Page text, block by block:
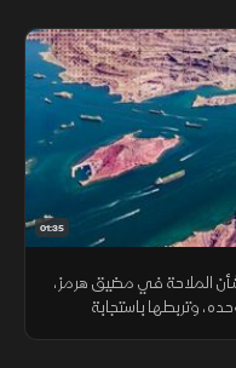
01:35
الملاحة في مضيق هرمز،
وتربطها باستجابة